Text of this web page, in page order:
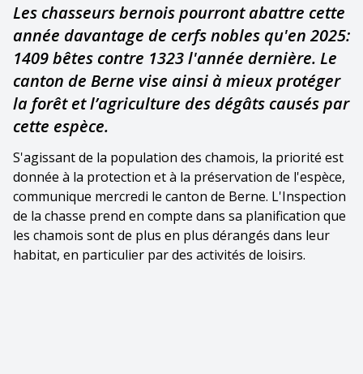
Les chasseurs bernois pourront abattre cette
année davantage de cerfs nobles qu'en 2025:
1409 bêtes contre 1323 l'année dernière. Le
canton de Berne vise ainsi à mieux protéger
la forêt et l’agriculture des dégâts causés par
cette espèce.
S'agissant de la population des chamois, la priorité est
donnée à la protection et à la préservation de l'espèce,
communique mercredi le canton de Berne. L'Inspection
de la chasse prend en compte dans sa planification que
les chamois sont de plus en plus dérangés dans leur
habitat, en particulier par des activités de loisirs.